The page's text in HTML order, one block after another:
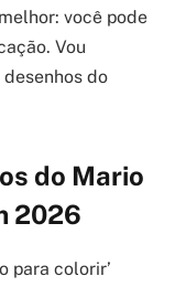
você pode
Vou
do
do Mario
2026
para colorir’